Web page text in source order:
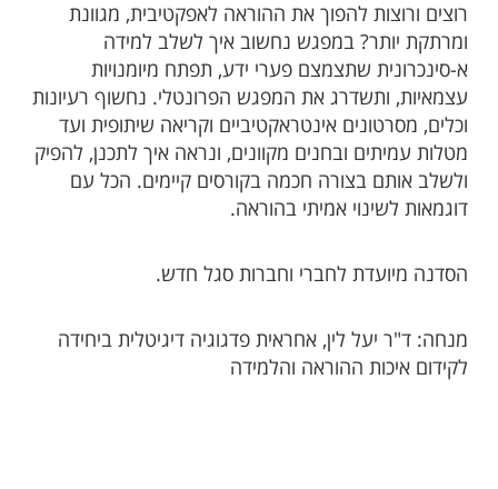
רוצים ורוצות להפוך את ההוראה לאפקטיבית, מגוונת
ומרתקת יותר? במפגש נחשוב איך לשלב למידה
א-סינכרונית שתצמצם פערי ידע, תפתח מיומנויות
עצמאיות, ותשדרג את המפגש הפרונטלי. נחשוף רעיונות
וכלים, מסרטונים אינטראקטיביים וקריאה שיתופית ועד
מטלות עמיתים ובחנים מקוונים, ונראה איך לתכנן, להפיק
ולשלב אותם בצורה חכמה בקורסים קיימים. הכל עם
דוגמאות לשינוי אמיתי בהוראה.
הסדנה מיועדת לחברי וחברות סגל חדש.
מנחה: ד"ר יעל לין, אחראית פדגוגיה דיגיטלית ביחידה
לקידום איכות ההוראה והלמידה